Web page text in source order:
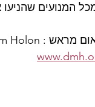
שהניעו את 120